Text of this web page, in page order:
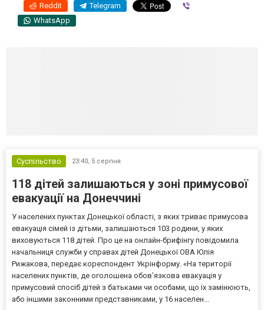
Reddit Telegram
WhatsApp
Суспільство 23:40, 5 серпня
118 дітей залишаються у зоні примусової
евакуації на Донеччині
У населених пунктах Донецької області, з яких триває примусова
евакуація сімей із дітьми, залишаються 103 родини, у яких
виховуються 118 дітей. Про це на онлайн-брифінгу повідомила
начальниця служби у справах дітей Донецької ОВА Юлія
Рижакова, передає кореспондент Укрінформу. «На території
населених пунктів, де оголошена обов’язкова евакуація у
примусовий спосіб дітей з батьками чи особами, що їх замінюють,
або іншими законними представниками, у 16 населен...